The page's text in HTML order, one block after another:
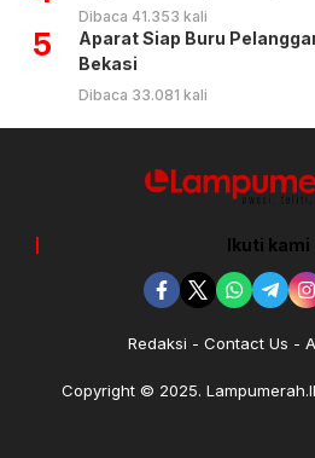
Dibaca 41.353 kali
5
Aparat Siap Buru
Bekasi
Dibaca 33.081 kali
Ikuti kami
Redaksi Contact Us
Copyright © 2025.